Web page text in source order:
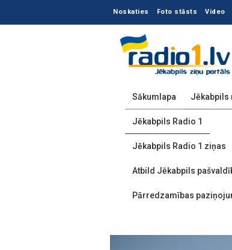
Noskaties Foto stāsts Video
Sākumlapa Jēkabpils
Jēkabpils Radio 1
Jēkabpils Radio 1 ziņas
Atbild Jēkabpils
Pārredzamības